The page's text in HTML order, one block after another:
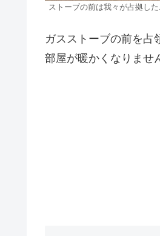
ストーブの前は我々が占拠した
ガスストーブの前を占
部屋が暖かくなりませ